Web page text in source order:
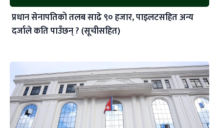
प्रधान सेनापतिको तलब साढे ९० हजार, पाइलटसहित अन्य
दर्जाले कति पाउँछन् ? (सूचीसहित)